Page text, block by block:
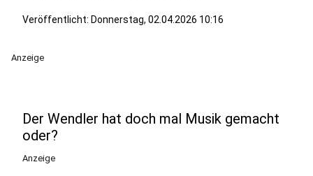
Veröffentlicht: Donnerstag, 02.04.2026 10:16
Anzeige
Der Wendler hat doch mal Musik gemacht
oder?
Anzeige